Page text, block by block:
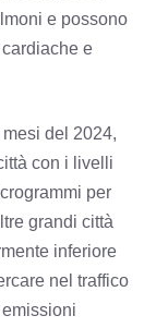
e possono
e
del 2024,
con i livelli
per
grandi città
inferiore
nel traffico